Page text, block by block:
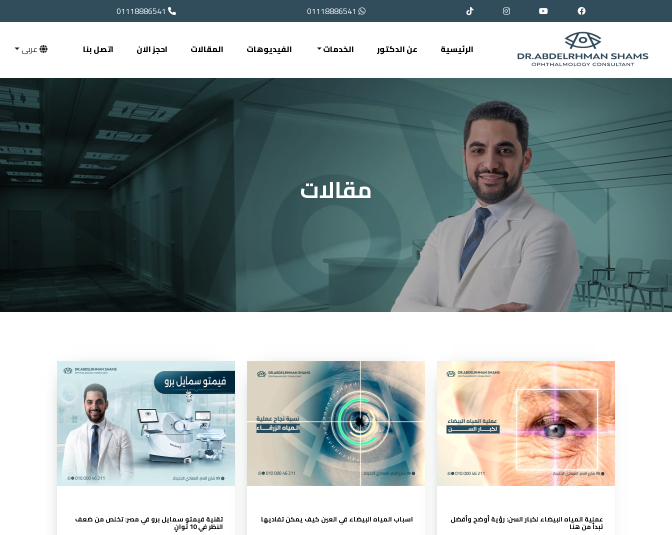
الرئيسية عن الدكتور الخدمات الفيديوهات المقالات احجز الان اتصل بنا
مقالات
عملية المياه البيضاء لكبار السن: رؤية أوضح وأفضل
تبدأ من هنا
اسباب المياه البيضاء في العين كيف يمكن تفاديها
تقنية فيمتو سمايل برو في مصر: تخلص من ضعف
النظر في 10 ثوانٍ